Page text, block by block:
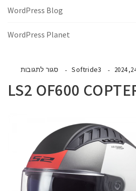
Softride3 סגור לתגובות
WordPress Blog
WordPress Planet